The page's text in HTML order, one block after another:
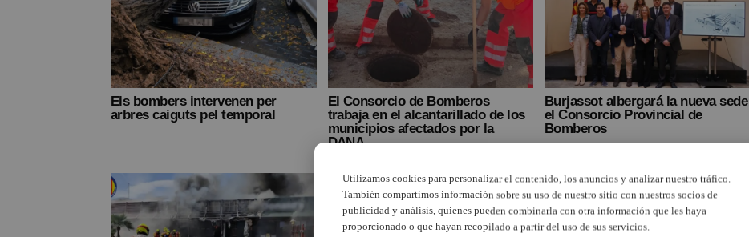
Els bombers intervenen per
arbres caiguts pel temporal
El Consorcio de Bomberos
trabaja en el alcantarillado de los
municipios afectados por la
DANA
Burjassot albergará la nueva sede
el Consorcio Provincial de
Bomberos
Utilizamos cookies para personalizar el contenido, los anuncios y analizar nuestro tráfico.
También compartimos información sobre su uso de nuestro sitio con nuestros socios de
publicidad y análisis, quienes pueden combinarla con otra información que les haya
proporcionado o que hayan recopilado a partir del uso de sus servicios.